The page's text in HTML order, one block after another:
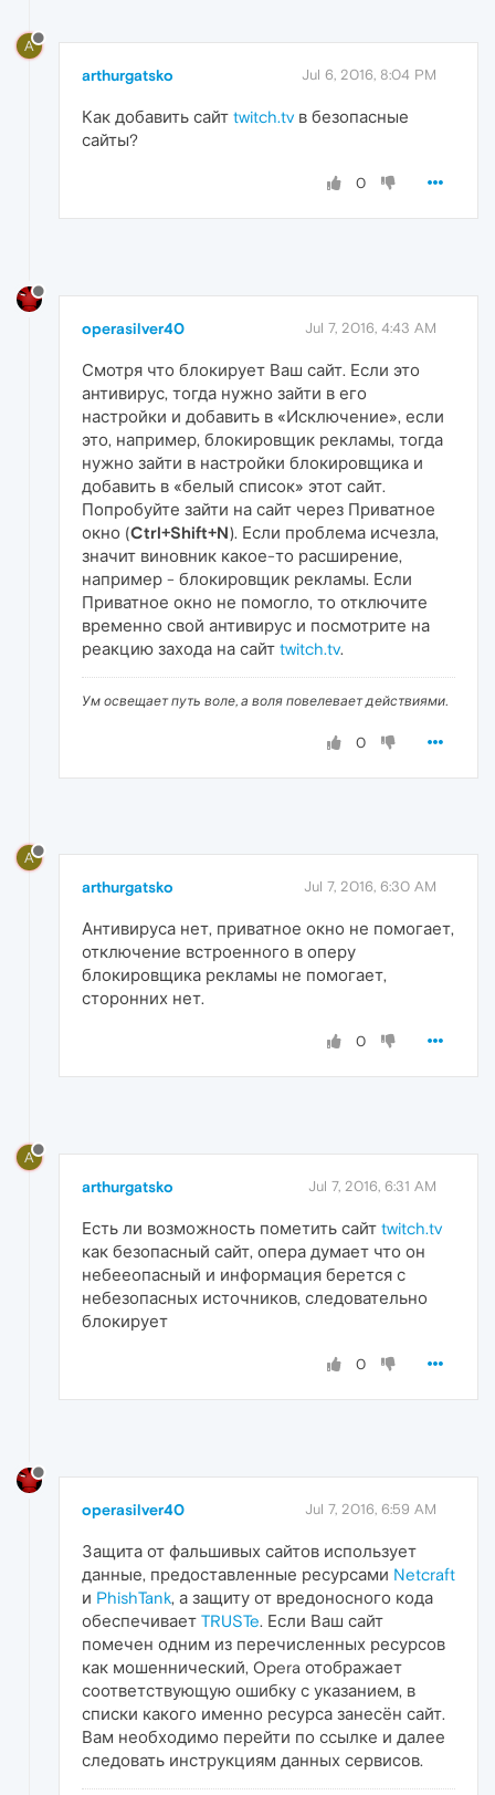
A
arthurgatsko Jul 6, 2016, 8:04 PM
Как добавить сайт twitch.tv в безопасные
сайты?
0
operasilver40 Jul 7, 2016, 4:43 AM
Смотря что блокирует Ваш сайт. Если это
антивирус, тогда нужно зайти в его
настройки и добавить в «Исключение», если
это, например, блокировщик рекламы, тогда
нужно зайти в настройки блокировщика и
добавить в «белый список» этот сайт.
Попробуйте зайти на сайт через Приватное
окно (Ctrl+Shift+N). Если проблема исчезла,
значит виновник какое-то расширение,
например - блокировщик рекламы. Если
Приватное окно не помогло, то отключите
временно свой антивирус и посмотрите на
реакцию захода на сайт twitch.tv.
Ум освещает путь воле, а воля повелевает действиями.
0
A
arthurgatsko Jul 7, 2016, 6:30 AM
Антивируса нет, приватное окно не помогает,
отключение встроенного в оперу
блокировщика рекламы не помогает,
сторонних нет.
0
A
arthurgatsko Jul 7, 2016, 6:31 AM
Есть ли возможность пометить сайт twitch.tv
как безопасный сайт, опера думает что он
небееопасный и информация берется с
небезопасных источников, следовательно
блокирует
0
operasilver40 Jul 7, 2016, 6:59 AM
Защита от фальшивых сайтов использует
данные, предоставленные ресурсами Netcraft
и PhishTank, а защиту от вредоносного кода
обеспечивает TRUSTe. Если Ваш сайт
помечен одним из перечисленных ресурсов
как мошеннический, Opera отображает
соответствующую ошибку с указанием, в
списки какого именно ресурса занесён сайт.
Вам необходимо перейти по ссылке и далее
следовать инструкциям данных сервисов.